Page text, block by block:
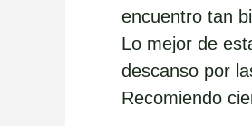
encuentro tan
Lo mejor de
descanso por
Recomiendo